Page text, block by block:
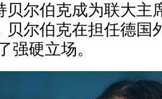
贝尔伯克成为联大主
贝尔伯克在担任德国
强硬立场。